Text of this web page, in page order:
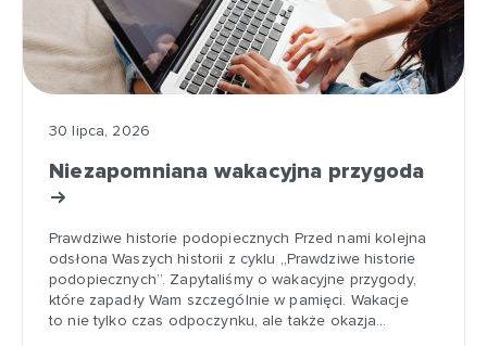
30 lipca, 2026
Niezapomniana wakacyjna przygoda
Prawdziwe historie podopiecznych Przed nami kolejna
odsłona Waszych historii z cyklu „Prawdziwe historie
podopiecznych”. Zapytaliśmy o wakacyjne przygody,
które zapadły Wam szczególnie w pamięci. Wakacje
to nie tylko czas odpoczynku, ale także okazja…